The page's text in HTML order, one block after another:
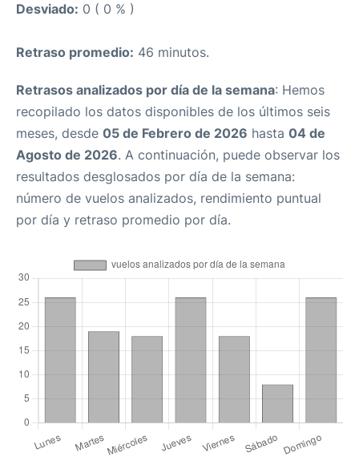
Desviado: 0 ( 0 % )
Retraso promedio: 46 minutos.
Retrasos analizados por día de la semana: Hemos
recopilado los datos disponibles de los últimos seis
meses, desde 05 de Febrero de 2026 hasta 04 de
Agosto de 2026. A continuación, puede observar los
resultados desglosados por día de la semana:
número de vuelos analizados, rendimiento puntual
por día y retraso promedio por día.